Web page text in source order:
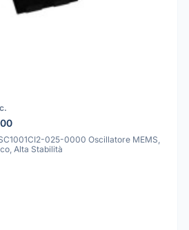
025-0000 Oscillatore MEMS,
Alta Stabilità